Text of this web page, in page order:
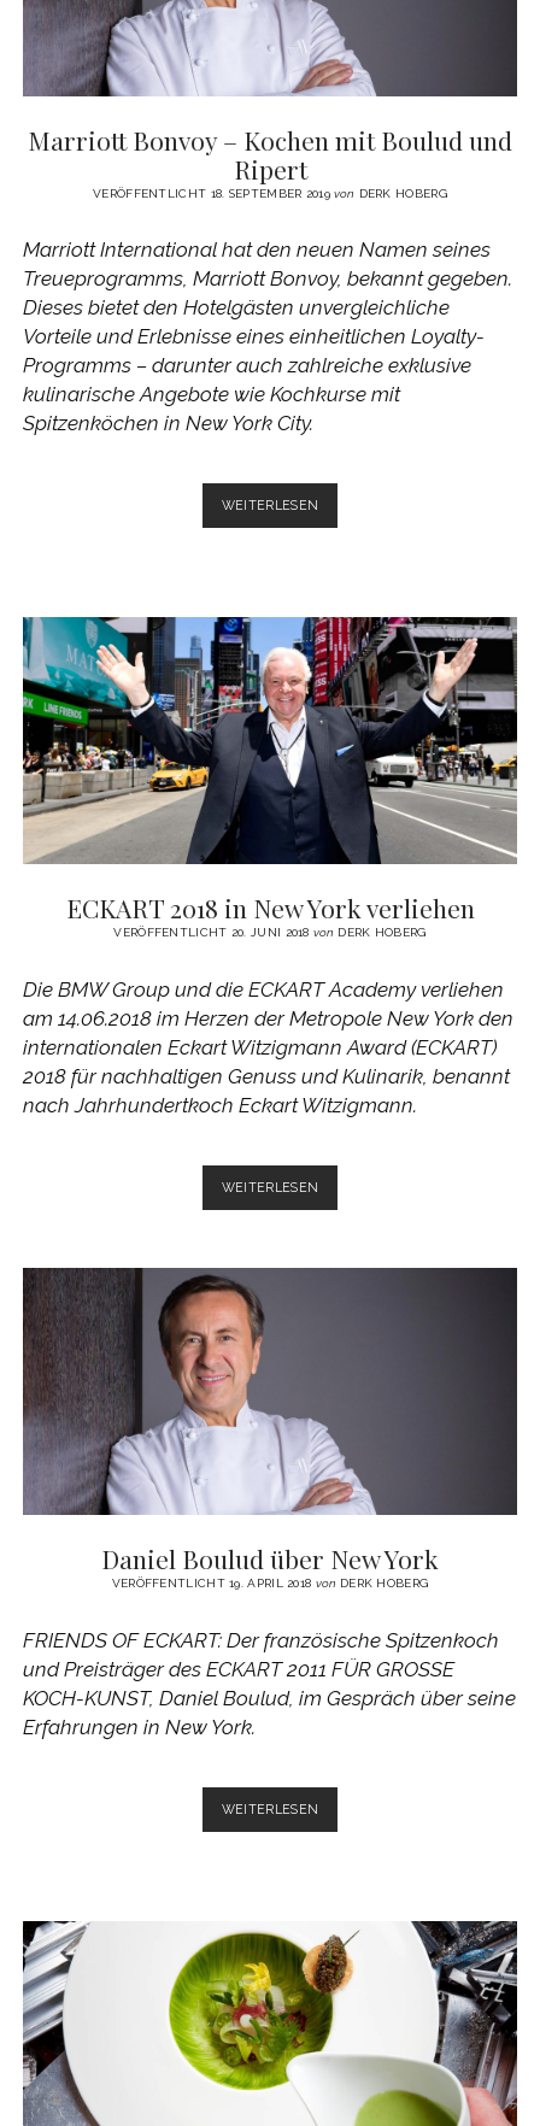
Marriott Bonvoy – Kochen mit Boulud und
Ripert
VERÖFFENTLICHT 18. SEPTEMBER 2019von DERK HOBERG
Marriott International hat den neuen Namen seines
Treueprogramms, Marriott Bonvoy, bekannt gegeben.
Dieses bietet den Hotelgästen unvergleichliche
Vorteile und Erlebnisse eines einheitlichen Loyalty-
Programms – darunter auch zahlreiche exklusive
kulinarische Angebote wie Kochkurse mit
Spitzenköchen in New York City.
WEITERLESEN
BONVOY
BOULUD
UND
RIPERT
ECKART 2018 in New York verliehen
VERÖFFENTLICHT 20. JUNI 2018von DERK HOBERG
Die BMW Group und die ECKART Academy verliehen
am 14.06.2018 im Herzen der Metropole New York den
internationalen Eckart Witzigmann Award (ECKART)
2018 für nachhaltigen Genuss und Kulinarik, benannt
nach Jahrhundertkoch Eckart Witzigmann.
WEITERLESEN
2018
Daniel Boulud über New York
VERÖFFENTLICHT 19. APRIL 2018 von DERK HOBERG
FRIENDS OF ECKART: Der französische Spitzenkoch
und Preisträger des ECKART 2011 FÜR GROSSE
KOCH-KUNST, Daniel Boulud, im Gespräch über seine
Erfahrungen in New York.
WEITERLESEN
BOULUD